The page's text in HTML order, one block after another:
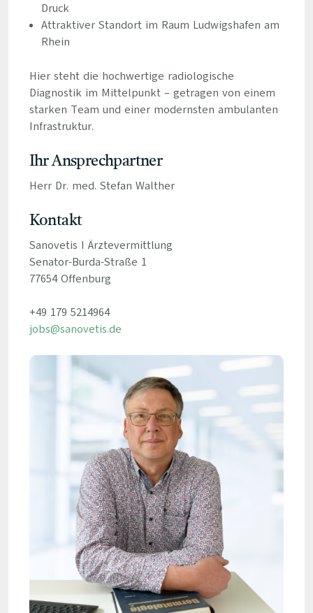
Druck
Attraktiver Standort im Raum Ludwigshafen am
Rhein
Hier steht die hochwertige radiologische
Diagnostik im Mittelpunkt – getragen von einem
starken Team und einer modernsten ambulanten
Infrastruktur.
Ihr Ansprechpartner
Herr Dr. med. Stefan Walther
Kontakt
Sanovetis I Ärztevermittlung
Senator-Burda-Straße 1
77654 Offenburg
+49 179 5214964
jobs@sanovetis.de